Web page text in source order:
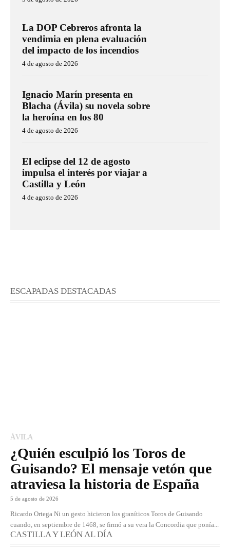
La DOP Cebreros afronta la
vendimia en plena evaluación
del impacto de los incendios
4 de agosto de 2026
Ignacio Marín presenta en
Blacha (Ávila) su novela sobre
la heroína en los 80
4 de agosto de 2026
El eclipse del 12 de agosto
impulsa el interés por viajar a
Castilla y León
4 de agosto de 2026
ESCAPADAS DESTACADAS
ÁVILA
¿Quién esculpió los Toros de
Guisando? El mensaje vetón que
atraviesa la historia de España
5 de agosto de 2026
Ricardo Ortega Ni un gesto hicieron los graníticos Toros de Guisando
cuando, en septiembre de 1468, se firmó a su vera la Concordia que ponía...
CASTILLA Y LEÓN AL DÍA